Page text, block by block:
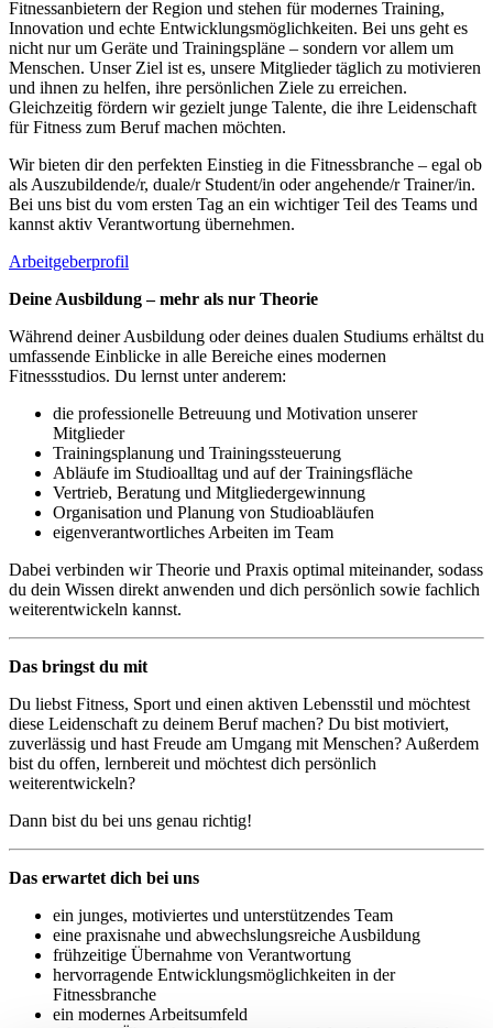
Fitnessanbietern der Region und stehen für modernes Training,
Innovation und echte Entwicklungsmöglichkeiten. Bei uns geht es
nicht nur um Geräte und Trainingspläne – sondern vor allem um
Menschen. Unser Ziel ist es, unsere Mitglieder täglich zu motivieren
und ihnen zu helfen, ihre persönlichen Ziele zu erreichen.
Gleichzeitig fördern wir gezielt junge Talente, die ihre Leidenschaft
für Fitness zum Beruf machen möchten.
Wir bieten dir den perfekten Einstieg in die Fitnessbranche – egal ob
als Auszubildende/r, duale/r Student/in oder angehende/r Trainer/in.
Bei uns bist du vom ersten Tag an ein wichtiger Teil des Teams und
kannst aktiv Verantwortung übernehmen.
Arbeitgeberprofil
Deine Ausbildung – mehr als nur Theorie
Während deiner Ausbildung oder deines dualen Studiums erhältst du
umfassende Einblicke in alle Bereiche eines modernen
Fitnessstudios. Du lernst unter anderem:
die professionelle Betreuung und Motivation unserer
Mitglieder
Trainingsplanung und Trainingssteuerung
Abläufe im Studioalltag und auf der Trainingsfläche
Vertrieb, Beratung und Mitgliedergewinnung
Organisation und Planung von Studioabläufen
eigenverantwortliches Arbeiten im Team
Dabei verbinden wir Theorie und Praxis optimal miteinander, sodass
du dein Wissen direkt anwenden und dich persönlich sowie fachlich
weiterentwickeln kannst.
Das bringst du mit
Du liebst Fitness, Sport und einen aktiven Lebensstil und möchtest
diese Leidenschaft zu deinem Beruf machen? Du bist motiviert,
zuverlässig und hast Freude am Umgang mit Menschen? Außerdem
bist du offen, lernbereit und möchtest dich persönlich
weiterentwickeln?
Dann bist du bei uns genau richtig!
Das erwartet dich bei uns
ein junges, motiviertes und unterstützendes Team
eine praxisnahe und abwechslungsreiche Ausbildung
frühzeitige Übernahme von Verantwortung
hervorragende Entwicklungsmöglichkeiten in der
Fitnessbranche
ein modernes Arbeitsumfeld